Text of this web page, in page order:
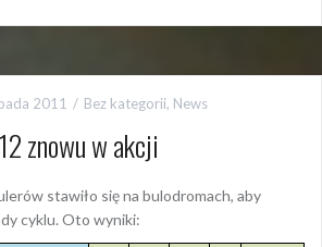
2011 Bez kategorii, News
12 znowu w akcji
stawiło się na bulodromach, aby
cyklu. Oto wyniki: